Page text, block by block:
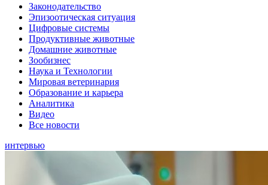
Законодательство
Эпизоотическая ситуация
Цифровые системы
Продуктивные животные
Домашние животные
Зообизнес
Наука и Технологии
Мировая ветеринария
Образование и карьера
Аналитика
Видео
Все новости
интервью